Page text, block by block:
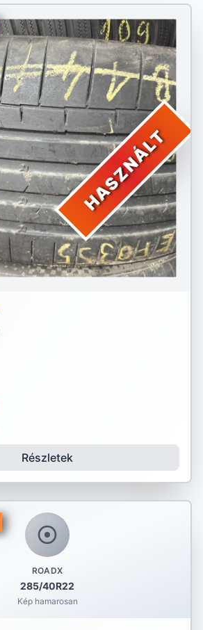
HASZNÁLT
Részletek
ROADX
285/40R22
Kép hamarosan